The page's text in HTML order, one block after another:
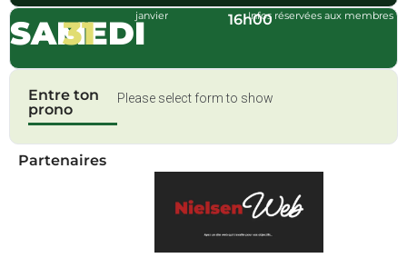
SAMEDI
31 janvier 16h00Infos réservées aux membres
Entre ton
prono
Please select form to show
Partenaires